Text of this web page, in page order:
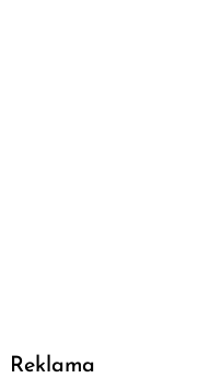
Reklama